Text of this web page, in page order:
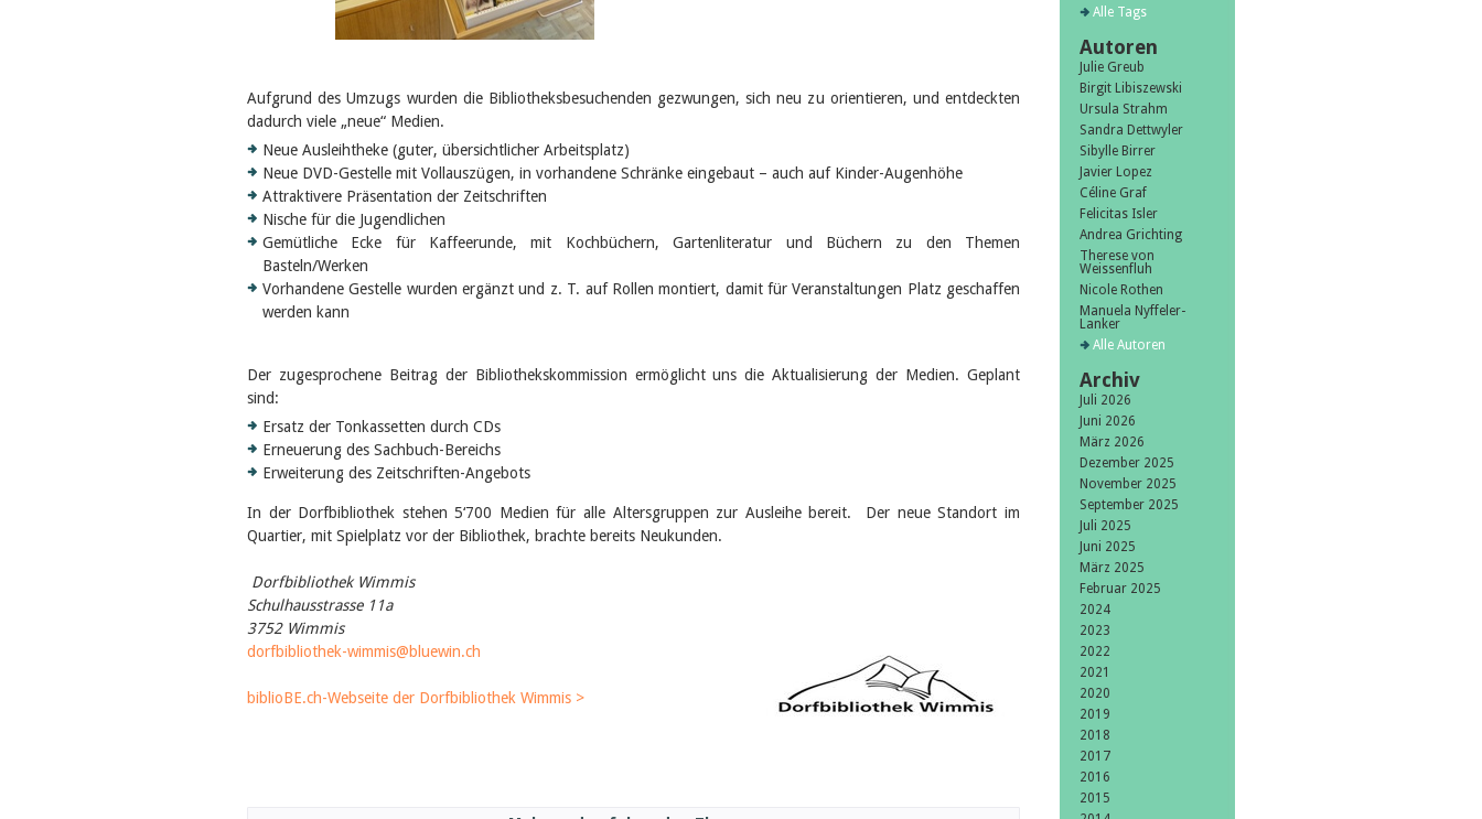
Aufgrund des Umzugs wurden die Bibliotheksbesuchenden gezwungen, sich neu zu orientieren, und entdeckten
dadurch viele „neue“ Medien.
Neue Ausleihtheke (guter, übersichtlicher Arbeitsplatz)
Neue DVD-Gestelle mit Vollauszügen, in vorhandene Schränke eingebaut – auch auf Kinder-Augenhöhe
Attraktivere Präsentation der Zeitschriften
Nische für die Jugendlichen
Gemütliche Ecke für Kaffeerunde, mit Kochbüchern, Gartenliteratur und Büchern zu den Themen
Basteln/Werken
Vorhandene Gestelle wurden ergänzt und z. T. auf Rollen montiert, damit für Veranstaltungen Platz geschaffen
werden kann
Der zugesprochene Beitrag der Bibliothekskommission ermöglicht uns die Aktualisierung der Medien. Geplant
sind:
Ersatz der Tonkassetten durch CDs
Erneuerung des Sachbuch-Bereichs
Erweiterung des Zeitschriften-Angebots
In der Dorfbibliothek stehen 5‘700 Medien für alle Altersgruppen zur Ausleihe bereit. Der neue Standort im
Quartier, mit Spielplatz vor der Bibliothek, brachte bereits Neukunden.
Dorfbibliothek Wimmis
Schulhausstrasse 11a
3752 Wimmis
dorfbibliothek-wimmis@bluewin.ch
biblioBE.ch-Webseite der Dorfbibliothek Wimmis >
Alle Tags
Autoren
Julie Greub
Birgit Libiszewski
Ursula Strahm
Sandra Dettwyler
Sibylle Birrer
Javier Lopez
Céline Graf
Felicitas Isler
Andrea Grichting
Therese von
Weissenfluh
Nicole Rothen
Manuela Nyffeler-
Lanker
Alle Autoren
Archiv
Juli 2026
Juni 2026
März 2026
Dezember 2025
November 2025
September 2025
Juli 2025
Juni 2025
März 2025
Februar 2025
2024
2023
2022
2021
2020
2019
2018
2017
2016
2015